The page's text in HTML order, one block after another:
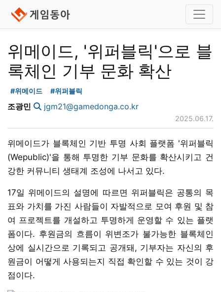
위메이드, '위퍼블릭'으로 블
록체인 기부 문화 확산
#위메이드 #위퍼블릭
조광민 jgm21@gamedonga.co.kr
2025.06.17.
위메이드가 블록체인 기반 투명 사회 플랫폼 '위퍼블릭
(Wepublic)'을 통해 투명한 기부 문화를 확산시키고 건
강한 커뮤니티 생태계 조성에 나서고 있다.
17일 위메이드의 설명에 따르면 위퍼블릭은 공통의 목
표와 가치를 가진 사람들이 자발적으로 모여 후원 및 참
여 프로젝트를 개설하고 투명하게 운영할 수 있는 플랫
폼이다. 후원금의 흐름이 위변조가 불가능한 블록체인
상에 실시간으로 기록되고 공개돼, 기부자는 자신의 후
원금이 어떻게 사용되는지 직접 확인할 수 있는 것이 강
점이다.